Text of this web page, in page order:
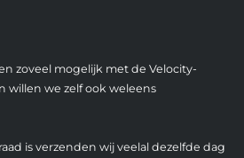
zoveel mogelijk met de Velocity-
willen we zelf ook weleens
is verzenden wij veelal dezelfde dag